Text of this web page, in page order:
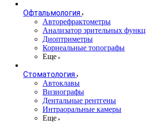
Офтальмология
Авторефрактометры
Анализатор зрительных
Диоптриметры
Корнеальные топографы
Еще
Стоматология
Автоклавы
Визиографы
Дентальные рентгены
Интраоральные камеры
Еще